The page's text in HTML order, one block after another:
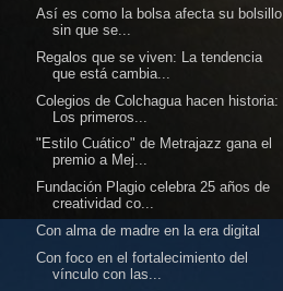
Así es como la bolsa afecta su bolsillo
sin que se...
Regalos que se viven: La tendencia
que está cambia...
Colegios de Colchagua hacen historia:
Los primeros...
"Estilo Cuático" de Metrajazz gana el
premio a Mej...
Fundación Plagio celebra 25 años de
creatividad co...
Con alma de madre en la era digital
Con foco en el fortalecimiento del
vínculo con las...